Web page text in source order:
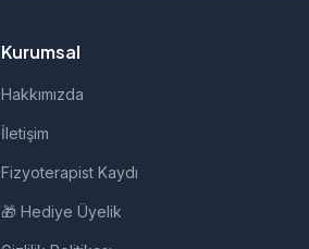
Kurumsal
Hakkımızda
İletişim
Fizyoterapist Kaydı
🎁 Hediye Üyelik